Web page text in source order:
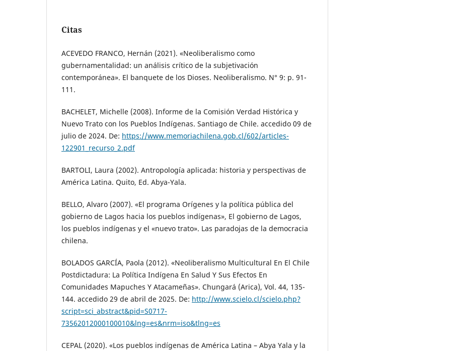
Citas
ACEVEDO FRANCO, Hernán (2021). «Neoliberalismo como
gubernamentalidad: un análisis crítico de la subjetivación
contemporánea». El banquete de los Dioses. Neoliberalismo. N° 9: p. 91-
111.
BACHELET, Michelle (2008). Informe de la Comisión Verdad Histórica y
Nuevo Trato con los Pueblos Indígenas. Santiago de Chile. accedido 09 de
julio de 2024. De: https://www.memoriachilena.gob.cl/602/articles-
122901_recurso_2.pdf
BARTOLI, Laura (2002). Antropología aplicada: historia y perspectivas de
América Latina. Quito, Ed. Abya-Yala.
BELLO, Alvaro (2007). «El programa Orígenes y la política pública del
gobierno de Lagos hacia los pueblos indígenas», El gobierno de Lagos,
los pueblos indígenas y el «nuevo trato». Las paradojas de la democracia
chilena.
BOLADOS GARCÍA, Paola (2012). «Neoliberalismo Multicultural En El Chile
Postdictadura: La Política Indígena En Salud Y Sus Efectos En
Comunidades Mapuches Y Atacameñas». Chungará (Arica), Vol. 44, 135-
144. accedido 29 de abril de 2025. De: http://www.scielo.cl/scielo.php?
script=sci_abstract&pid=S0717-
73562012000100010&lng=es&nrm=iso&tlng=es
CEPAL (2020). «Los pueblos indígenas de América Latina – Abya Yala y la